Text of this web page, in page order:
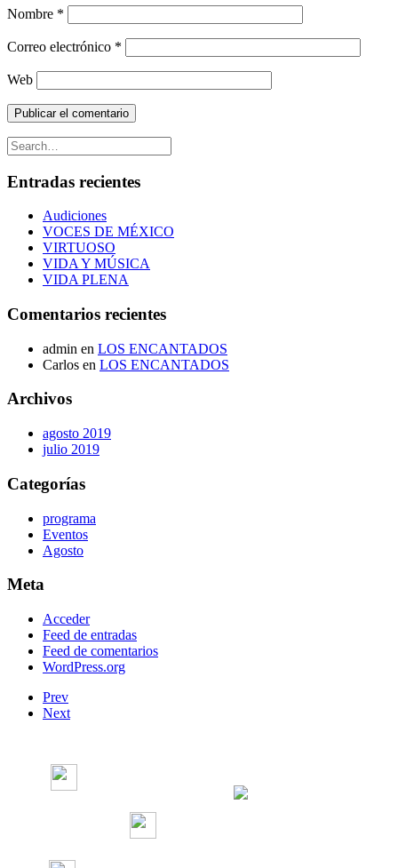
Nombre *
Correo electrónico *
Web
Entradas recientes
Audiciones
VOCES DE MÉXICO
VIRTUOSO
VIDA Y MÚSICA
VIDA PLENA
Comentarios recientes
admin en LOS ENCANTADOS
Carlos en LOS ENCANTADOS
Archivos
agosto 2019
julio 2019
Categorías
programa
Eventos
Agosto
Meta
Acceder
Feed de entradas
Feed de comentarios
WordPress.org
Prev
Next